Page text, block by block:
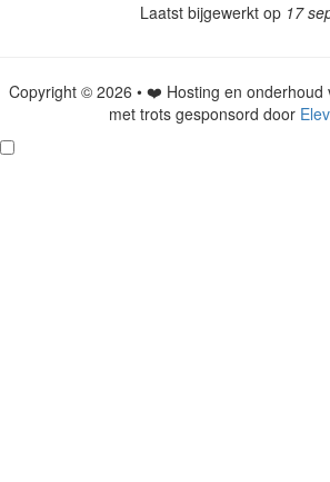
Laatst bijgewerkt op 17
Copyright © 2026 • ❤️ Hosting en onderhoud
met trots gesponsord door